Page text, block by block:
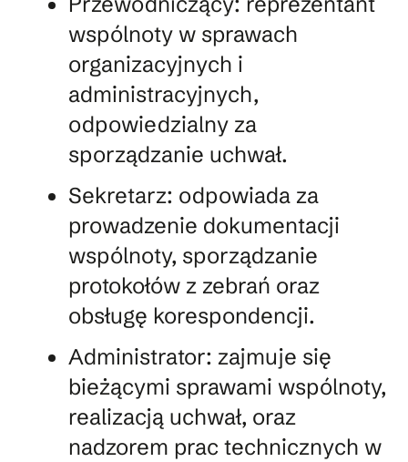
wspólnoty w sprawach
organizacyjnych i
administracyjnych,
odpowiedzialny za
sporządzanie uchwał.
Sekretarz: odpowiada za
prowadzenie dokumentacji
wspólnoty, sporządzanie
protokołów z zebrań oraz
obsługę korespondencji.
Administrator: zajmuje się
bieżącymi sprawami wspólnoty,
realizacją uchwał, oraz
nadzorem prac technicznych w